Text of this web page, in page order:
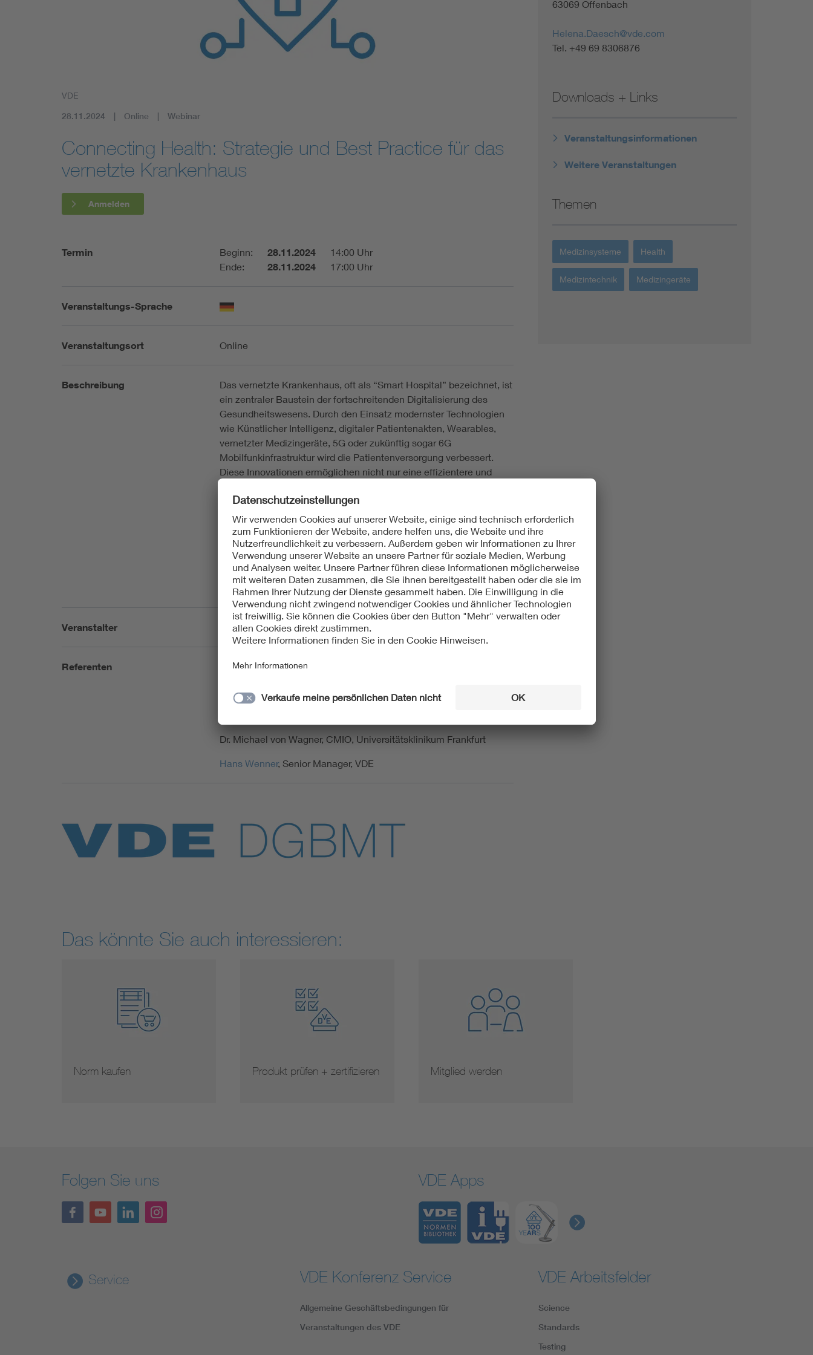
Energy storage
Functional safety
Renewable energies
Environmental Protection
VDE
28.11.2024 Online Webinar
Connecting Health: Strategie und Best Practice für das
vernetzte Krankenhaus
Anmelden
Termin Beginn: 28.11.2024
14:00 Uhr
Ende:
28.11.2024 17:00 Uhr
Veranstaltungs-Sprache
Veranstaltungsort Online
Beschreibung
Das vernetzte Krankenhaus, oft als “Smart Hospital” bezeichnet, ist
ein zentraler Baustein der fortschreitenden Digitalisierung des
Gesundheitswesens. Durch den Einsatz modernster Technologien
wie Künstlicher Intelligenz, digitaler Patientenakten, Wearables,
vernetzter Medizingeräte, 5G oder zukünftig sogar 6G
Mobilfunkinfrastruktur wird die Patientenversorgung verbessert.
Diese Innovationen ermöglichen nicht nur eine effizientere und
Personal und verbessern die Arbeitsabläufe in den Kliniken. In
unserer Online-Veranstaltung geben unsere Experten einen
Überblick über die Möglichkeiten und Herausforderungen des
vernetzten Krankenhauses. Zudem erörtern wir, wie eine sichere
und konforme Vernetzung des Krankenhauses gelingen kann. Wir
freuen uns auf einen inspirierenden Austausch und spannende
Diskussionen.
Veranstalter Digitale Transformation und Plattformen
Referenten Rudolf Dück, CIO, Universitätsklinikum Schleswig-Holstein
Prof. Dr. Dr. Martin Holderried
Dr. Michael von Wagner, CMIO, Universitätsklinikum Frankfurt
Hans Wenner, Senior Manager, VDE
63069 Offenbach
Helena.Daesch@vde.com
Tel. +49 69 8306876
Downloads + Links
Veranstaltungsinformationen
Weitere Veranstaltungen
Themen
Medizinsysteme Health
Medizintechnik Medizingeräte
Das könnte Sie auch interessieren:
Norm kaufen Produkt prüfen + zertifizieren Mitglied werden
Folgen Sie uns VDE Apps
Service VDE Konferenz Service
Allgemeine Geschäftsbedingungen für
Veranstaltungen des VDE
VDE Arbeitsfelder
Science
Standards
Testing